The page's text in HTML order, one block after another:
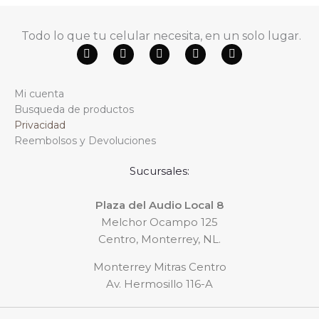
Todo lo que tu celular necesita, en un solo lugar.
F
a
o
o
Y
o
b
e
W
h
T
i
I
n
Mi cuenta
Busqueda de productos
Privacidad
Reembolsos y Devoluciones
Sucursales:
Plaza del Audio Local 8
Melchor Ocampo 125
Centro, Monterrey, NL.
Monterrey Mitras Centro
Av. Hermosillo 116-A